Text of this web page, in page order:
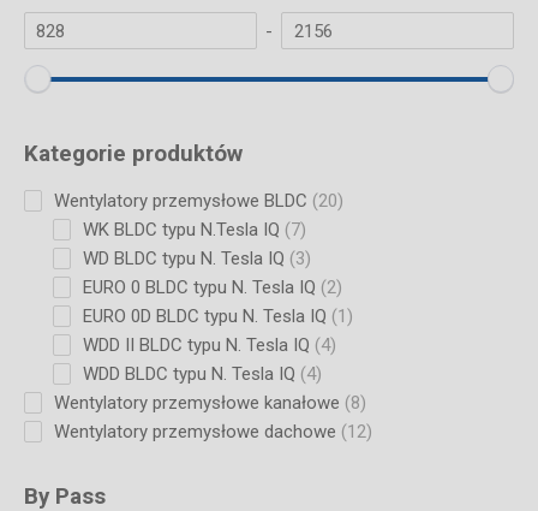
-
Kategorie produktów
Wentylatory przemysłowe BLDC 2020
WK BLDC typu N.Tesla IQ 77
products
WD BLDC typu N. Tesla IQ 33
products
EURO 0 BLDC typu N. Tesla IQ 22
products
EURO 0D BLDC typu N. Tesla IQ 11
WDD II BLDC typu N. Tesla IQ 44
WDD BLDC typu N. Tesla IQ 44
products
Wentylatory przemysłowe kanałowe 88
products
Wentylatory przemysłowe dachowe 1212
By Pass